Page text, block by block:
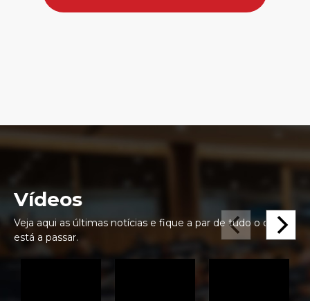
Vídeos
Veja aqui as últimas notícias e fique a par de tudo o que se
está a passar.